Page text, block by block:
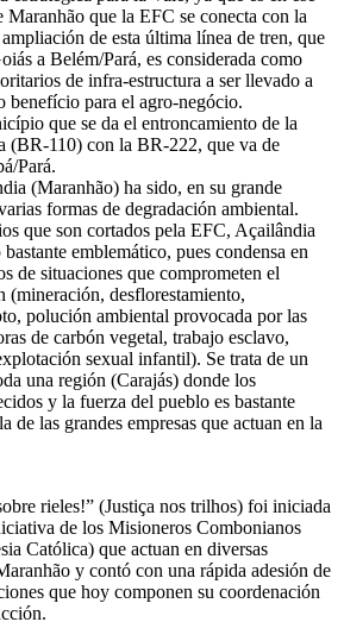
que la EFC se conecta con la
de esta última línea de tren, que
a Belém/Pará, es considerada como
de infra-estructura a ser llevado a
benefício para el agro-negócio.
que se da el entroncamiento de la
(BR-110) con la BR-222, que va de
Pará.
(Maranhão) ha sido, en su grande
formas de degradación ambiental.
que son cortados pela EFC, Açailândia
emblemático, pues condensa en
de situaciones que comprometen el
(mineración, desflorestamiento,
polución ambiental provocada por las
de carbón vegetal, trabajo esclavo,
sexual infantil). Se trata de un
una región (Carajás) donde los
y la fuerza del pueblo es bastante
de las grandes empresas que actuan en la
rieles!” (Justiça nos trilhos) foi iniciada
de los Misioneros Combonianos
Católica) que actuan en diversas
y contó con una rápida adesión de
que hoy componen su coordenación